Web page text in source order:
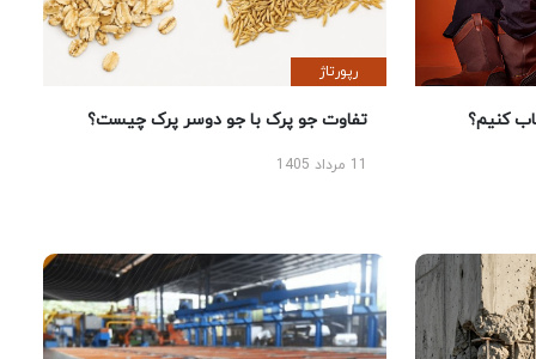
کنیم؟
رپورتاژ
تفاوت جو پرک با جو دوسر پرک چیست؟